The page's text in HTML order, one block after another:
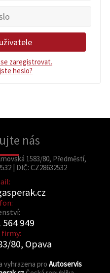
zaregistrovat.
heslo?
nás
1583/80, Předměstí,
| DIČ: CZ28632532
949
firmy:
80, Opava
vyhrazena pro Autoservis